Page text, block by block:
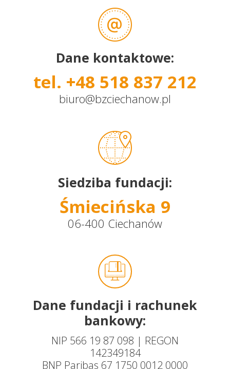
Dane fundacji i rachunek
bankowy:
NIP 566 19 87 098 | REGON
142349184
BNP Paribas 67 1750 0012 0000
Siedziba fundacji:
Śmiecińska 9
06-400 Ciechanów
Dane kontaktowe:
tel. +48 518 837 212
biuro@bzciechanow.pl